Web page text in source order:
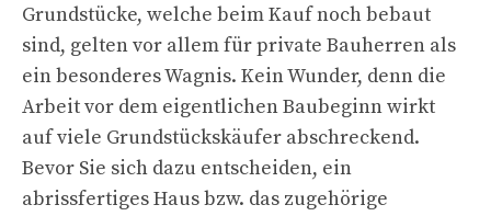
Grundstücke, welche beim Kauf noch bebaut
sind, gelten vor allem für private Bauherren als
ein besonderes Wagnis. Kein Wunder, denn die
Arbeit vor dem eigentlichen Baubeginn wirkt
auf viele Grundstückskäufer abschreckend.
Bevor Sie sich dazu entscheiden, ein
abrissfertiges Haus bzw. das zugehörige